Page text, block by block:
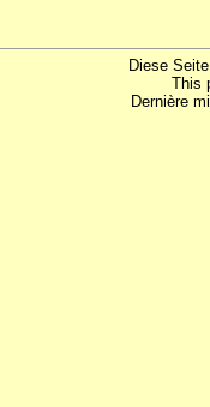
Diese
This
Dernière